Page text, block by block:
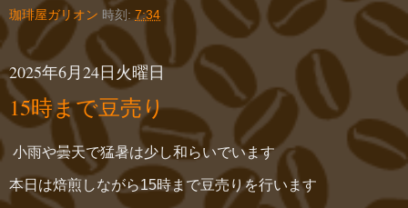
珈琲屋ガリオン 時刻: 7:34
2025年6月24日火曜日
15時まで豆売り
小雨や曇天で猛暑は少し和らいでいます
本日は焙煎しながら15時まで豆売りを行います